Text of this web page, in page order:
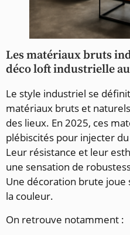
Les matériaux bruts
déco loft industrielle
Le style industriel se
matériaux bruts et
des lieux. En 2025, ces
plébiscités pour injecter
Leur résistance et leur
une sensation de
Une décoration brute
la couleur.
On retrouve notamment :